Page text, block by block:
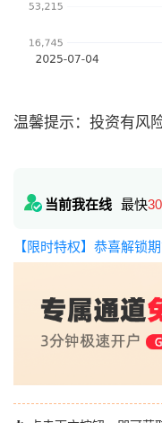
温馨提示：投资有风
当前我在线 最快
【限时特权】恭喜解锁